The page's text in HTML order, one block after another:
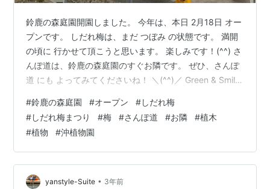
鈴鹿の森庭園開園しました。 今年は、本日 2月18日 オー
プンです。 しだれ梅は、まだ つぼみ の状態です。 満開
の頃に 行かせて頂こうと思います。 楽しみです！(^^) さ
んぽ道は、鈴鹿の森庭園のすぐお隣です。 ぜひ、さんぽ
道 にも よってみてくださいね！ ＼(^^)／ Green & Smile
入りくださいね！(^^) Green & Smile さんぽ道
Twitterhttps://twitter.com/suzuka_lovely28 株式会社 沖
植物園 ホームページhttp://www.mecha.ne.jp/~okisyo…
#鈴鹿の森庭園 #オープン #しだれ梅
#しだれ梅まつり #梅 #さんぽ道 #お隣 #植木
#植物 #沖植物園
yanstyle-Suite • 3年前